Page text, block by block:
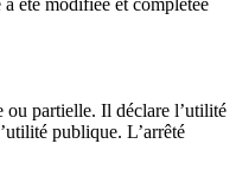
été modifiée et complétée
ou partielle. Il déclare l’utilité
publique. L’arrêté